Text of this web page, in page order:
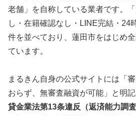
老舗」を自称している業者です。
し・在籍確認なし・LINE完結・24
件を並べており、蓮田市をはじめ
ています。
まるきん自身の公式サイトには「
おらず、無審査融資が可能」と明
貸金業法第13条違反（返済能力調査